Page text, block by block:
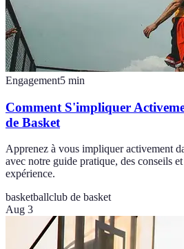
Engagement5 min
Comment S'impliquer
de Basket
Apprenez à vous impliquer activement
avec notre guide pratique, des conseils
expérience.
basketballclub de basket
Aug 3